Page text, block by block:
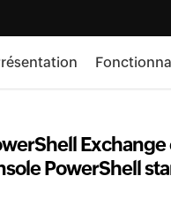
Exchange
PowerShell